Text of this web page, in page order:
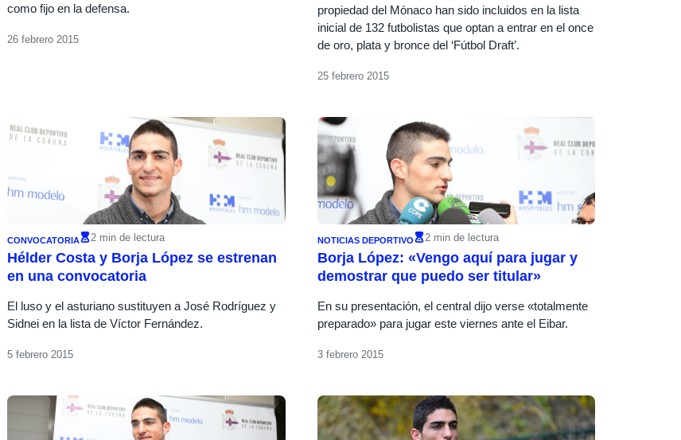
como fijo en la defensa.
26 febrero 2015
propiedad del Mónaco han sido incluidos en la lista
inicial de 132 futbolistas que optan a entrar en el once
de oro, plata y bronce del ‘Fútbol Draft’.
25 febrero 2015
CONVOCATORIA 2 min de lectura
Hélder Costa y Borja López se estrenan
en una convocatoria
El luso y el asturiano sustituyen a José Rodríguez y
Sidnei en la lista de Víctor Fernández.
5 febrero 2015
NOTICIAS DEPORTIVO 2 min de lectura
Borja López: «Vengo aquí para jugar y
demostrar que puedo ser titular»
En su presentación, el central dijo verse «totalmente
preparado» para jugar este viernes ante el Eibar.
3 febrero 2015